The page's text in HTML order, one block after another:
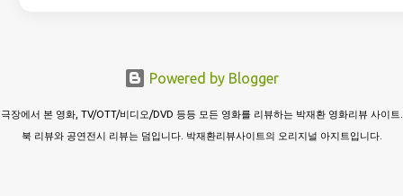
Powered by Blogger
극장에서 본 영화, TV/OTT/비디오/DVD 등등 모든 영화를 리뷰하는 박재환 영화리뷰 사이트.
북 리뷰와 공연전시 리뷰는 덤입니다. 박재환리뷰사이트의 오리지널 아지트입니다.